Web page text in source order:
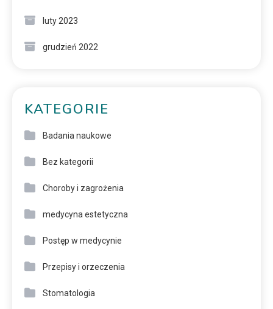
luty 2023
grudzień 2022
KATEGORIE
Badania naukowe
Bez kategorii
Choroby i zagrożenia
medycyna estetyczna
Postęp w medycynie
Przepisy i orzeczenia
Stomatologia